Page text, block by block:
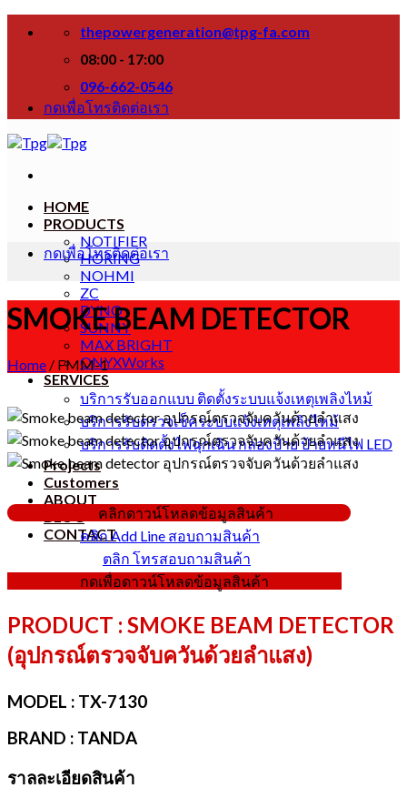
thepowergeneration@tpg-fa.com
08:00 - 17:00
096-662-0546
กดเพื่อโทรติดต่อเรา
HOME
PRODUCTS
NOTIFIER
HORING
NOHMI
ZC
DYNO
SUNNY
MAX BRIGHT
ONYXWorks
SERVICES
บริการรับออกแบบ ติดตั้งระบบแจ้งเหตุเพลิงไหม้
บริการรับตรวจเช็คระบบแจ้งเหตุเพลิงไหม้
บริการรับติดตั้งไฟฉุกเฉิน กล่องป้าย ป้ายหนีไฟ LED
Projects
Customers
ABOUT
CONTACT
กดเพื่อโทรติดต่อเรา
SMOKE BEAM DETECTOR
Home / FMM-1
คลิกดาวน์โหลดข้อมูลสินค้า
คลิก Add Line สอบถามสินค้า
ตลิก โทรสอบถามสินค้า
กดเพื่อดาวน์โหลดข้อมูลสินค้า
PRODUCT : SMOKE BEAM DETECTOR
(อุปกรณ์ตรวจจับควันด้วยลำแสง)
MODEL : TX-7130
BRAND : TANDA
ราลละเอียดสินค้า